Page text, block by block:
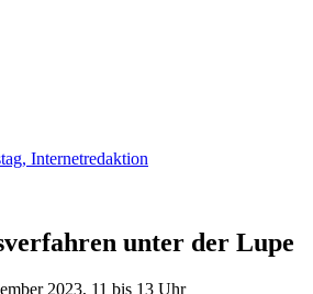
Internetredaktion
unter der Lupe
2023, 11 bis 13 Uhr